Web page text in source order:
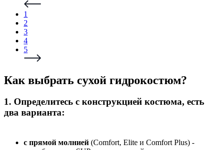
1
2
3
4
5
Как выбрать сухой гидрокостюм?
1. Определитесь с конструкцией костюма, есть
два варианта:
с прямой молнией (Comfort, Elite и Comfort Plus) -